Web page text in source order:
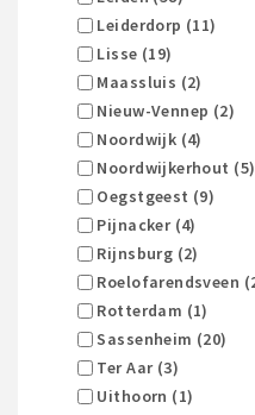
Leiderdorp (11)
Lisse (19)
Maassluis (2)
Nieuw-Vennep (2)
Noordwijk (4)
Noordwijkerhout (5)
Oegstgeest (9)
Pijnacker (4)
Rijnsburg (2)
Roelofarendsveen
Rotterdam (1)
Sassenheim (20)
Ter Aar (3)
Uithoorn (1)